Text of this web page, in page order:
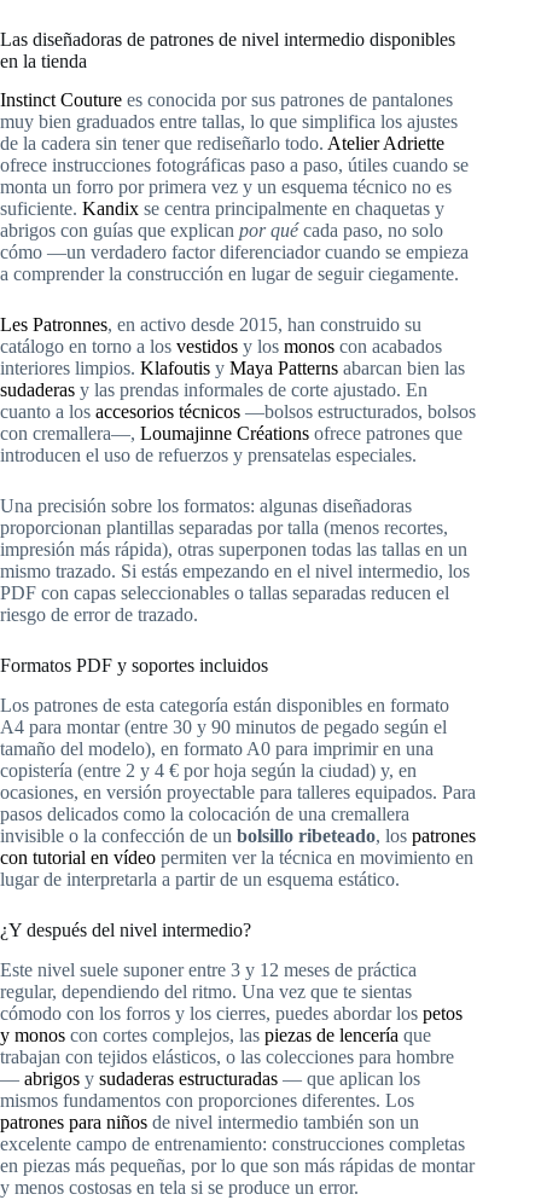
Las diseñadoras de patrones de nivel intermedio disponibles
en la tienda
Instinct Couture es conocida por sus patrones de pantalones
muy bien graduados entre tallas, lo que simplifica los ajustes
de la cadera sin tener que rediseñarlo todo. Atelier Adriette
ofrece instrucciones fotográficas paso a paso, útiles cuando se
monta un forro por primera vez y un esquema técnico no es
suficiente. Kandix se centra principalmente en chaquetas y
abrigos con guías que explican por qué cada paso, no solo
cómo —un verdadero factor diferenciador cuando se empieza
a comprender la construcción en lugar de seguir ciegamente.
Les Patronnes, en activo desde 2015, han construido su
catálogo en torno a los vestidos y los monos con acabados
interiores limpios. Klafoutis y Maya Patterns abarcan bien las
sudaderas y las prendas informales de corte ajustado. En
cuanto a los accesorios técnicos —bolsos estructurados, bolsos
con cremallera—, Loumajinne Créations ofrece patrones que
introducen el uso de refuerzos y prensatelas especiales.
Una precisión sobre los formatos: algunas diseñadoras
proporcionan plantillas separadas por talla (menos recortes,
impresión más rápida), otras superponen todas las tallas en un
mismo trazado. Si estás empezando en el nivel intermedio, los
PDF con capas seleccionables o tallas separadas reducen el
riesgo de error de trazado.
Formatos PDF y soportes incluidos
Los patrones de esta categoría están disponibles en formato
A4 para montar (entre 30 y 90 minutos de pegado según el
tamaño del modelo), en formato A0 para imprimir en una
copistería (entre 2 y 4 € por hoja según la ciudad) y, en
ocasiones, en versión proyectable para talleres equipados. Para
pasos delicados como la colocación de una cremallera
invisible o la confección de un bolsillo ribeteado, los patrones
con tutorial en vídeo permiten ver la técnica en movimiento en
lugar de interpretarla a partir de un esquema estático.
¿Y después del nivel intermedio?
Este nivel suele suponer entre 3 y 12 meses de práctica
regular, dependiendo del ritmo. Una vez que te sientas
cómodo con los forros y los cierres, puedes abordar los petos
y monos con cortes complejos, las piezas de lencería que
trabajan con tejidos elásticos, o las colecciones para hombre
— abrigos y sudaderas estructuradas — que aplican los
mismos fundamentos con proporciones diferentes. Los
patrones para niños de nivel intermedio también son un
excelente campo de entrenamiento: construcciones completas
en piezas más pequeñas, por lo que son más rápidas de montar
y menos costosas en tela si se produce un error.